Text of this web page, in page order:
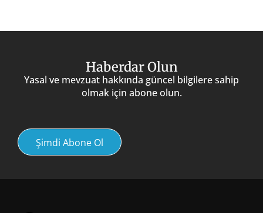
Haberdar Olun
Yasal ve mevzuat hakkında güncel bilgilere sahip
olmak için abone olun.
Şimdi Abone Ol